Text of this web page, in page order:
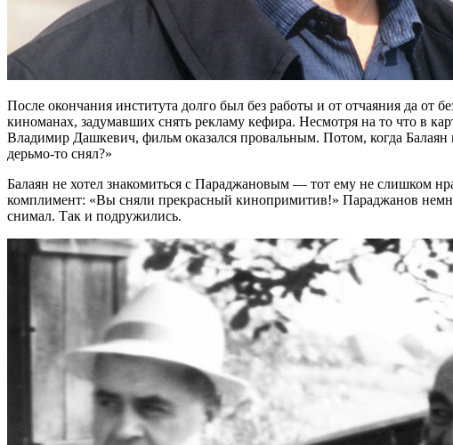
После окончания института долго был без работы и от отчаяния да от
киноманах, задумавших снять рекламу кефира. Несмотря на то что в
Владимир Дашкевич, фильм оказался провальным. Потом, когда
дерьмо-то снял?»
Балаян не хотел знакомиться с Параджановым — тот ему не слишком
комплимент: «Вы сняли прекрасный кинопримитив!» Параджанов
снимал. Так и подружились.